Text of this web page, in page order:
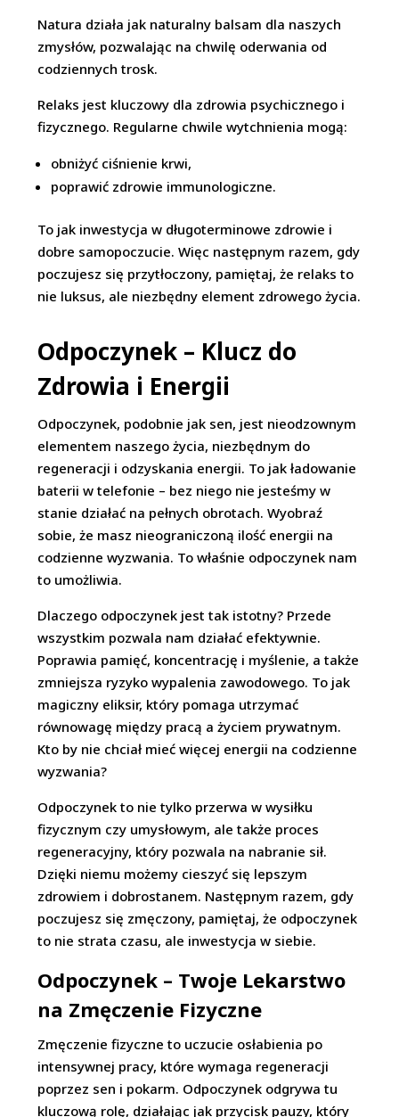
Natura działa jak naturalny balsam dla naszych
zmysłów, pozwalając na chwilę oderwania od
codziennych trosk.
Relaks jest kluczowy dla zdrowia psychicznego i
fizycznego. Regularne chwile wytchnienia mogą:
obniżyć ciśnienie krwi,
poprawić zdrowie immunologiczne.
To jak inwestycja w długoterminowe zdrowie i
dobre samopoczucie. Więc następnym razem, gdy
poczujesz się przytłoczony, pamiętaj, że relaks to
nie luksus, ale niezbędny element zdrowego życia.
Odpoczynek – Klucz do
Zdrowia i Energii
Odpoczynek, podobnie jak sen, jest nieodzownym
elementem naszego życia, niezbędnym do
regeneracji i odzyskania energii. To jak ładowanie
baterii w telefonie – bez niego nie jesteśmy w
stanie działać na pełnych obrotach. Wyobraź
sobie, że masz nieograniczoną ilość energii na
codzienne wyzwania. To właśnie odpoczynek nam
to umożliwia.
Dlaczego odpoczynek jest tak istotny? Przede
wszystkim pozwala nam działać efektywnie.
Poprawia pamięć, koncentrację i myślenie, a także
zmniejsza ryzyko wypalenia zawodowego. To jak
magiczny eliksir, który pomaga utrzymać
równowagę między pracą a życiem prywatnym.
Kto by nie chciał mieć więcej energii na codzienne
wyzwania?
Odpoczynek to nie tylko przerwa w wysiłku
fizycznym czy umysłowym, ale także proces
regeneracyjny, który pozwala na nabranie sił.
Dzięki niemu możemy cieszyć się lepszym
zdrowiem i dobrostanem. Następnym razem, gdy
poczujesz się zmęczony, pamiętaj, że odpoczynek
to nie strata czasu, ale inwestycja w siebie.
Odpoczynek – Twoje Lekarstwo
na Zmęczenie Fizyczne
Zmęczenie fizyczne to uczucie osłabienia po
intensywnej pracy, które wymaga regeneracji
poprzez sen i pokarm. Odpoczynek odgrywa tu
kluczową rolę, działając jak przycisk pauzy, który